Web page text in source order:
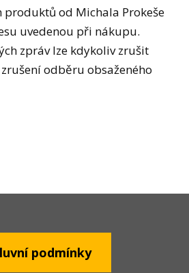
od Michala Prokeše
uvedenou při nákupu.
zpráv lze kdykoliv zrušit
odběru obsaženého
podmínky